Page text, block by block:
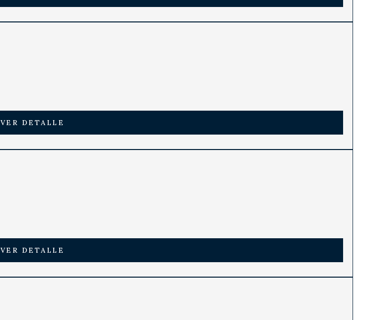
VER DETALLE
VER DETALLE